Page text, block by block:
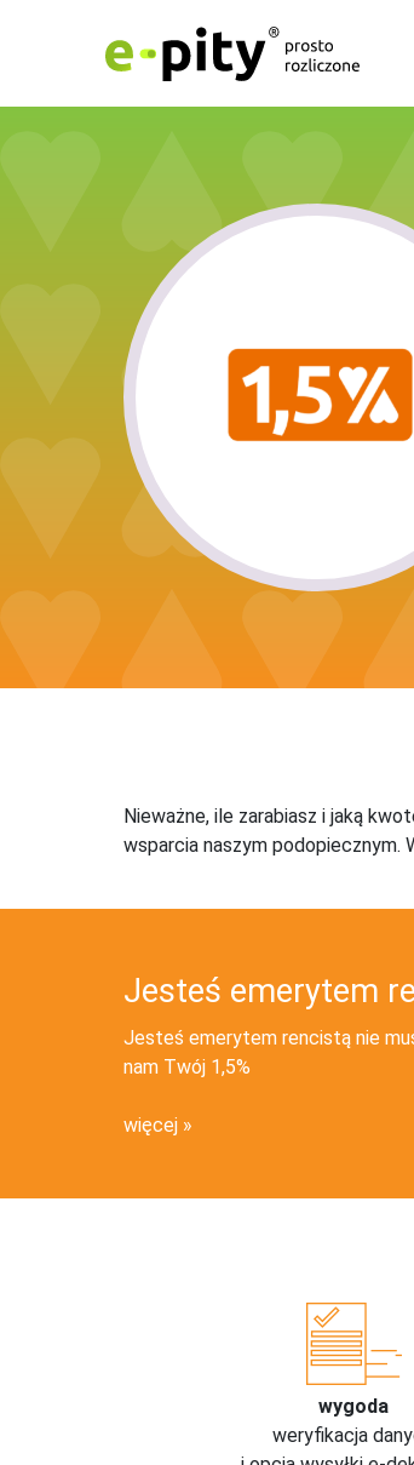
Nieważne, ile zarabiasz i jaką
wsparcia naszym podopiecznym.
Jesteś emerytem
Jesteś emerytem rencistą nie
nam Twój 1,5%
więcej
wygoda
weryfikacja